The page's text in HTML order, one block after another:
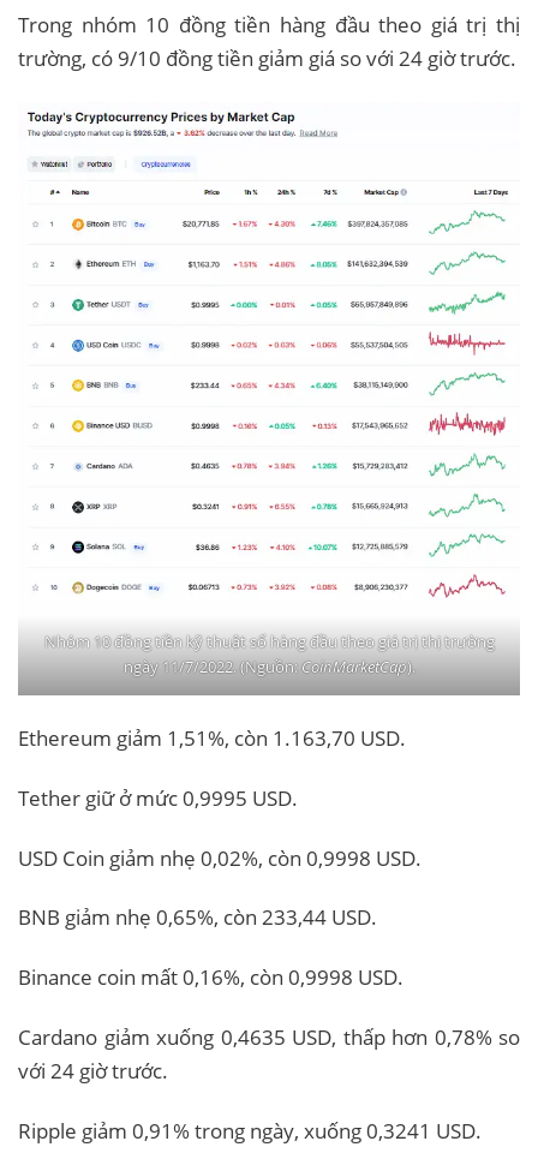
Trong nhóm 10 đồng tiền hàng đầu theo giá trị thị
trường, có 9/10 đồng tiền giảm giá so với 24 giờ trước.
Nhóm 10 đồng tiền kỹ thuật số hàng đầu theo giá trị thị trường
ngày 11/7/2022. (Nguồn:CoinMarketCap).
Ethereum giảm 1,51%, còn 1.163,70 USD.
Tether giữ ở mức 0,9995 USD.
USD Coin giảm nhẹ 0,02%, còn 0,9998 USD.
BNB giảm nhẹ 0,65%, còn 233,44 USD.
Binance coin mất 0,16%, còn 0,9998 USD.
Cardano giảm xuống 0,4635 USD, thấp hơn 0,78% so
với 24 giờ trước.
Ripple giảm 0,91% trong ngày, xuống 0,3241 USD.